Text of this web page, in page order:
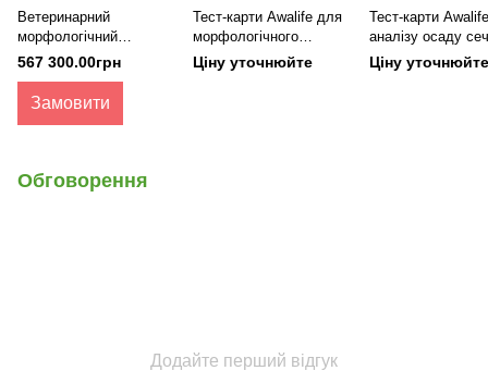
Ветеринарний
морфологічний
аналізатор Awalife AI-
567 300.00грн
Замовити
Тест-карти Awalife для
морфологічного
аналізу крові на AI-
100Vet Elite/AI-80Vet
Ціну уточнюйте
Тест-карти
аналізу осаду
AI-100Vet Elite/
Ціну уточнюйте
Обговорення
Додайте перший відгук